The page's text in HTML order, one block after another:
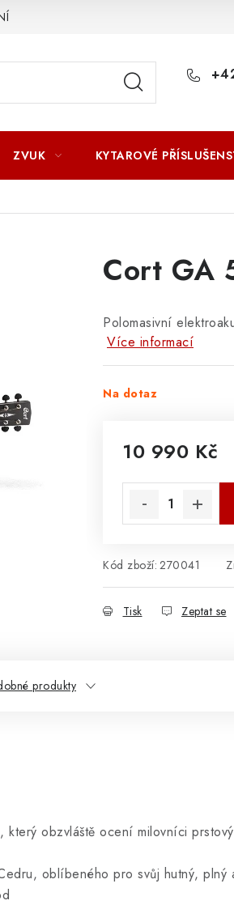
OD SMLOUVY ZÁSADY
ZVUK KYTAROVÉ
Cort GA
Polomasivní
Více informací
Na dotaz
10 990 Kč
Kód zboží: 270041
Tisk Zeptat se
produkty
obzvláště ocení milovníci
oblíbeného pro svůj hutný, plný